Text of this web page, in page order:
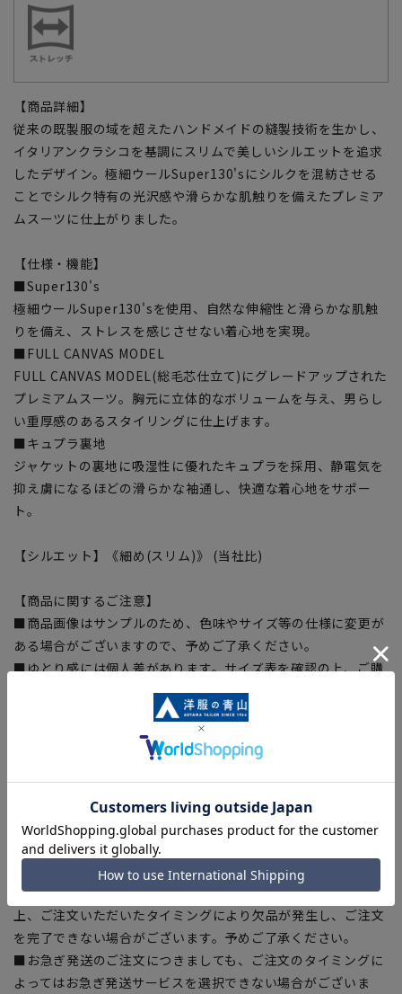
【商品詳細】
従来の既製服の域を超えたハンドメイドの縫製技術を生かし、
イタリアンクラシコを基調にスリムで美しいシルエットを追求
したデザイン。極細ウールSuper130'sにシルクを混紡させる
ことでシルク特有の光沢感や滑らかな肌触りを備えたプレミア
ムスーツに仕上がりました。
【仕様・機能】
■Super130's
極細ウールSuper130'sを使用、自然な伸縮性と滑らかな肌触
りを備え、ストレスを感じさせない着心地を実現。
■FULL CANVAS MODEL
FULL CANVAS MODEL(総毛芯仕立て)にグレードアップされた
プレミアムスーツ。胸元に立体的なボリュームを与え、男らし
い重厚感のあるスタイリングに仕上げます。
■キュプラ裏地
ジャケットの裏地に吸湿性に優れたキュプラを採用、静電気を
抑え虜になるほどの滑らかな袖通し、快適な着心地をサポー
ト。
【シルエット】《細め(スリム)》 (当社比)
【商品に関するご注意】
■商品画像はサンプルのため、色味やサイズ等の仕様に変更が
ある場合がございますので、予めご了承ください。
■ゆとり感には個人差があります。サイズ表を確認の上、ご購
入の目安としてご利用ください。
■生地や仕様・デザインにより、着用感や実際のサイズ表に若
干の誤差が生じる場合がございます。予めご了承ください。
■サイズスペックは仕上がりサイズを記載しております。一
部、商品現物におすすめサイズ(ヌードサイズ)を記載している
商品もございます。
■ブラウザやお使いのモニター環境、また撮影時の室内外の光
加減により、実際の商品と掲載画像の色味が異なる場合がござ
■店舗や各モールサイトと商品在庫を共有しております関係
上、ご注文いただいたタイミングにより欠品が発生し、ご注文
を完了できない場合がございます。予めご了承ください。
■お急ぎ発送のご注文につきましても、ご注文のタイミングに
よってはお急ぎ発送サービスを選択できない場合がございま